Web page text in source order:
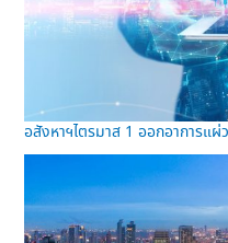
อสังหาฯไตรมาส 1 ออกอาการแ